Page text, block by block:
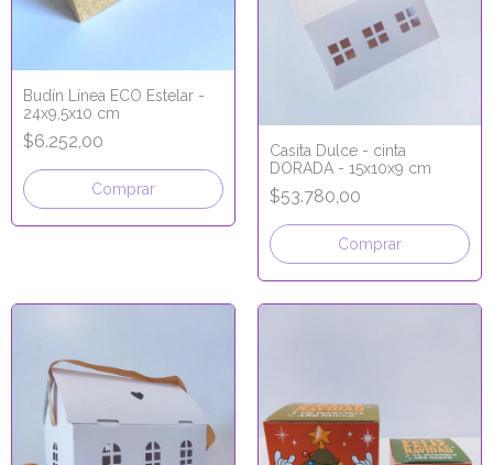
Budín Línea ECO Estelar -
24x9,5x10 cm
$6.252,00
Comprar
Casita Dulce - cinta
DORADA - 15x10x9 cm
$53.780,00
Comprar